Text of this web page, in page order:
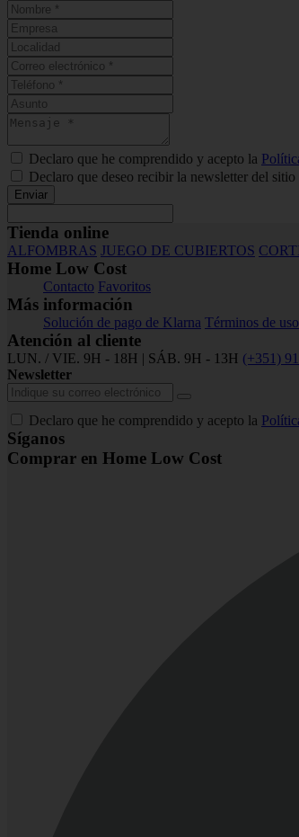
Declaro que he comprendido y acepto la
Declaro que deseo recibir la newsletter del
Enviar
Tienda online
ALFOMBRAS JUEGO DE CUBIERTOS
Home Low Cost
Contacto Favoritos
Más información
Solución de pago de Klarna Términos de uso
Atención al cliente
LUN. / VIE. 9H - 18H | SÁB. 9H - 13H (+351)
Newsletter
Declaro que he comprendido y acepto la
Síganos
Comprar en Home Low Cost